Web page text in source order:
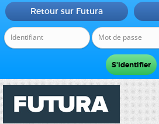
Retour sur Futura